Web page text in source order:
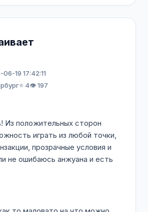
19 17:42:11
⭐ 4👁️ 197
Из положительных сторон
играть из любой точки,
прозрачные условия и
не ошибаюсь анжуана и есть